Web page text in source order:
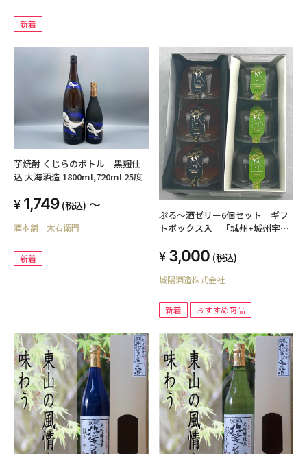
新着
芋焼酎 くじらのボトル 黒麹仕
込 大海酒造 1800ml,720ml 25度
1,749 (税込) ～
酒本舗 太右衛門
新着
ぷる～酒ゼリー6個セット ギフ
トボックス入 「城州+城州宇治
3,000 (税込)
城陽酒造株式会社
新着 おすすめ商品